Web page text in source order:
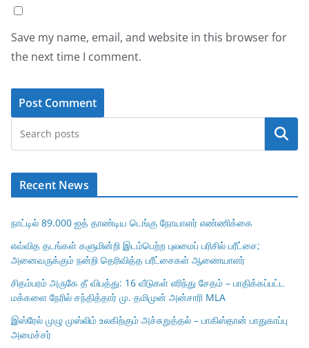
Save my name, email, and website in this browser for
the next time I comment.
Search
Recent News
நாட்டில் 89.000 ஐத் தாண்டிய டெங்கு நோயாளர் எண்ணிக்கை
எவ்வித தடங்கள் களுமின்றி இடம்பெற்ற புலமைப் பரிசில் பரீட்சை;
அனைவருக்கும் நன்றி தெரிவித்த பரீட்சைகள் ஆணையாளர்
சிதம்பரம் அருகே தீ விபத்து: 16 வீடுகள் எரிந்து சேதம் – பாதிக்கப்பட்ட
மக்களை நேரில் சந்தித்தார் மு. தமிமுன் அன்சாரி MLA
இஸ்ரேல் முழு முஸ்லிம் உலகிற்கும் அச்சுறுத்தல் – பாகிஸ்தான் பாதுகாப்பு
அமைச்சர்